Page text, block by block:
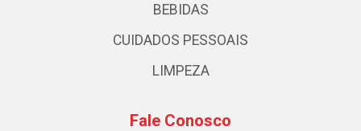
BEBIDAS
CUIDADOS PESSOAIS
LIMPEZA
Fale Conosco